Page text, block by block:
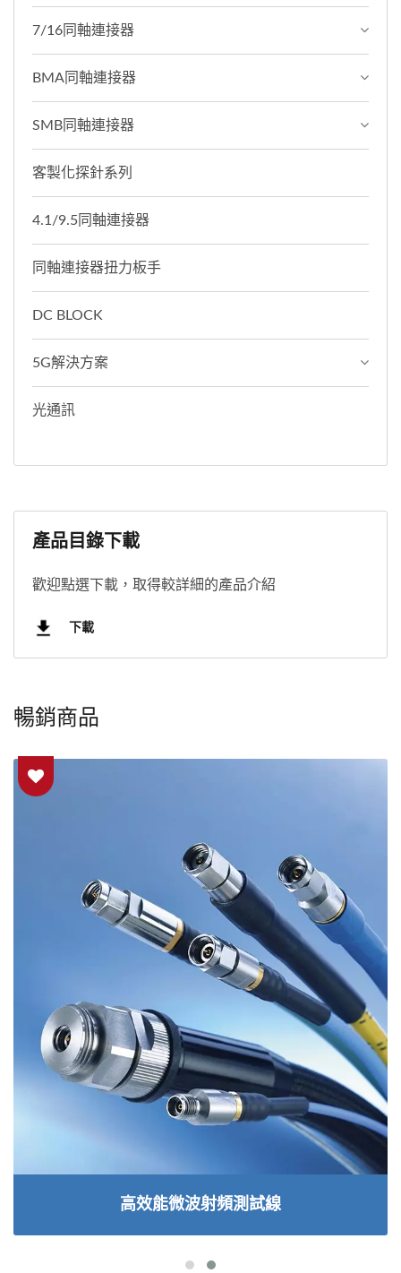
7/16同軸連接器
BMA同軸連接器
SMB同軸連接器
客製化探針系列
4.1/9.5同軸連接器
同軸連接器扭力板手
DC BLOCK
5G解決方案
光通訊
產品目錄下載
歡迎點選下載，取得較詳細的產品介紹
下載
暢銷商品
高效能微波射頻測試線